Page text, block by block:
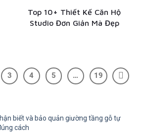
Top 10+ Thiết Kế Căn Hộ
Studio Đơn Giản Mà Đẹp
3 4 5 … 19
biết và bảo quản giường tầng gỗ tự
cách